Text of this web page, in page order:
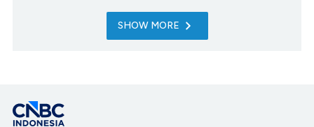
SHOW MORE